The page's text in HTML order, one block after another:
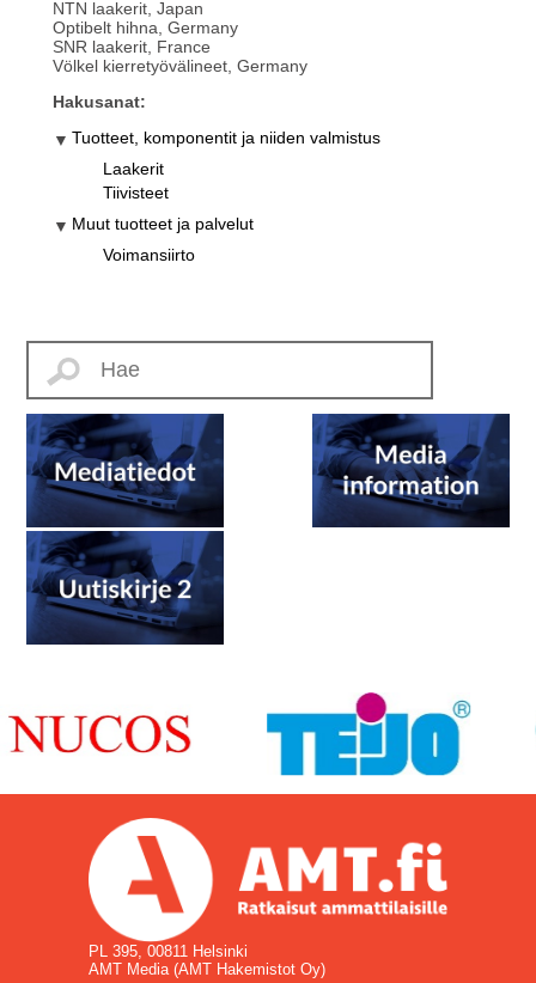
NTN laakerit, Japan
Optibelt hihna, Germany
SNR laakerit, France
Völkel kierretyövälineet, Germany
Hakusanat:
Tuotteet, komponentit ja niiden valmistus
Laakerit
Tiivisteet
Muut tuotteet ja palvelut
Voimansiirto
PL 395, 00811 Helsinki
AMT Media (AMT Hakemistot Oy)